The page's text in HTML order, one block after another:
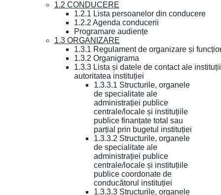
1.2 CONDUCERE
1.2.1 Lista persoanelor din conducere
1.2.2 Agenda conducerii
Programare audiențe
1.3 ORGANIZARE
1.3.1 Regulament de organizare și
1.3.2 Organigrama
1.3.3 Lista și datele de contact ale
autoritatea instituției
1.3.3.1 Structurile, organele
de specialitate ale
administrației publice
centrale/locale și instituțiile
publice finanțate total sau
parțial prin bugetul instituției
1.3.3.2 Structurile, organele
de specialitate ale
administrației publice
centrale/locale și instituțiile
publice coordonate de
conducătorul instituției
1.3.3.3 Structurile, organele